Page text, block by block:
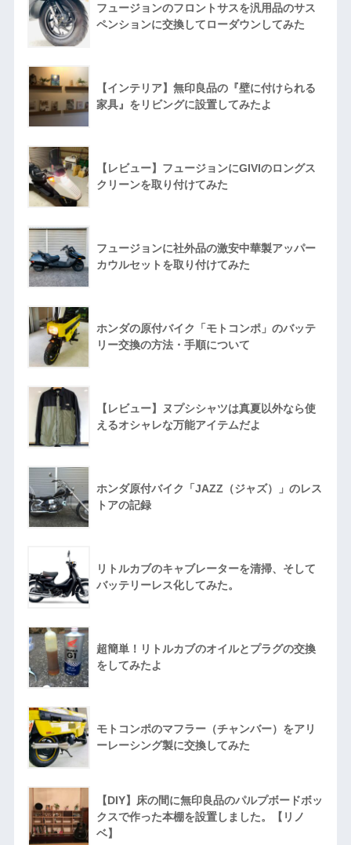
フュージョンのフロントサスを汎用品のサス
ペンションに交換してローダウンしてみた
【インテリア】無印良品の『壁に付けられる
家具』をリビングに設置してみたよ
【レビュー】フュージョンにGIVIのロングス
クリーンを取り付けてみた
フュージョンに社外品の激安中華製アッパー
カウルセットを取り付けてみた
ホンダの原付バイク「モトコンポ」のバッテ
リー交換の方法・手順について
【レビュー】ヌプシシャツは真夏以外なら使
えるオシャレな万能アイテムだよ
ホンダ原付バイク「JAZZ（ジャズ）」のレス
トアの記録
リトルカブのキャブレーターを清掃、そして
バッテリーレス化してみた。
超簡単！リトルカブのオイルとプラグの交換
をしてみたよ
モトコンポのマフラー（チャンバー）をアリ
ーレーシング製に交換してみた
【DIY】床の間に無印良品のパルプボードボッ
クスで作った本棚を設置しました。【リノ
ベ】